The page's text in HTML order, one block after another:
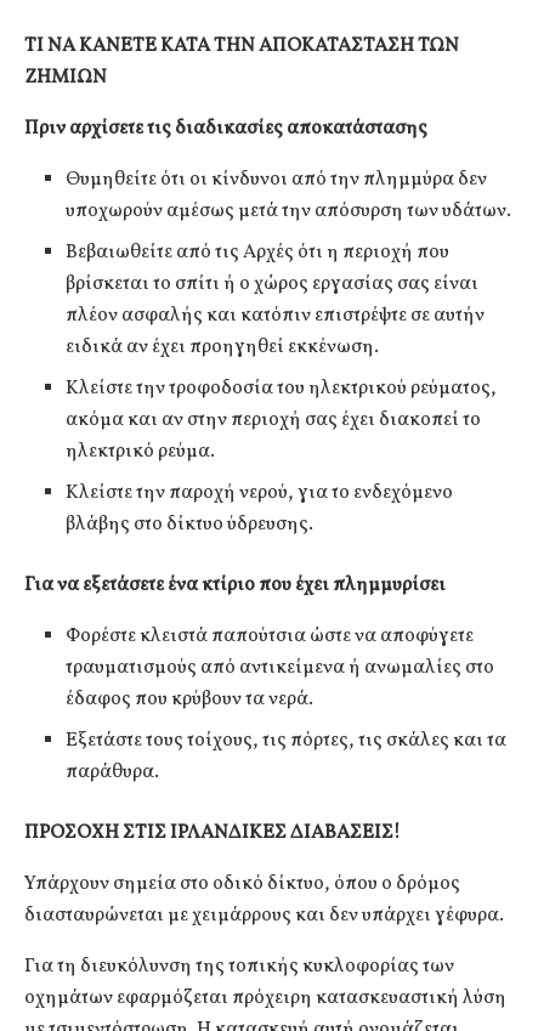
ΤΙ ΝΑ ΚΑΝΕΤΕ ΚΑΤΑ ΤΗΝ ΑΠΟΚΑΤΑΣΤΑΣΗ ΤΩΝ
ΖΗΜΙΩΝ
Πριν αρχίσετε τις διαδικασίες αποκατάστασης
Θυμηθείτε ότι οι κίνδυνοι από την πλημμύρα δεν
υποχωρούν αμέσως μετά την απόσυρση των υδάτων.
Βεβαιωθείτε από τις Αρχές ότι η περιοχή που
βρίσκεται το σπίτι ή ο χώρος εργασίας σας είναι
πλέον ασφαλής και κατόπιν επιστρέψτε σε αυτήν
ειδικά αν έχει προηγηθεί εκκένωση.
Κλείστε την τροφοδοσία του ηλεκτρικού ρεύματος,
ακόμα και αν στην περιοχή σας έχει διακοπεί το
ηλεκτρικό ρεύμα.
Κλείστε την παροχή νερού, για το ενδεχόμενο
βλάβης στο δίκτυο ύδρευσης.
Για να εξετάσετε ένα κτίριο που έχει πλημμυρίσει
Φορέστε κλειστά παπούτσια ώστε να αποφύγετε
τραυματισμούς από αντικείμενα ή ανωμαλίες στο
έδαφος που κρύβουν τα νερά.
Εξετάστε τους τοίχους, τις πόρτες, τις σκάλες και τα
παράθυρα.
ΠΡΟΣΟΧΗ ΣΤΙΣ ΙΡΛΑΝΔΙΚΕΣ ΔΙΑΒΑΣΕΙΣ!
Υπάρχουν σημεία στο οδικό δίκτυο, όπου ο δρόμος
διασταυρώνεται με χειμάρρους και δεν υπάρχει γέφυρα.
Για τη διευκόλυνση της τοπικής κυκλοφορίας των
οχημάτων εφαρμόζεται πρόχειρη κατασκευαστική λύση